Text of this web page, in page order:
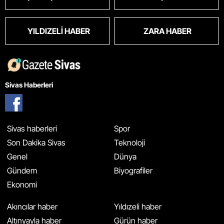
YILDIZELI HABER ZARA HABER
Sivas Haberleri
Sivas haberleri
Son Dakika Sivas
Genel
Gündem
Ekonomi
Spor
Teknoloji
Dünya
Biyografiler
Akıncılar haber
Altınyayla haber
Yıldızeli haber
Gürün haber